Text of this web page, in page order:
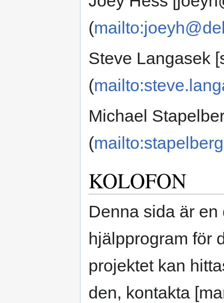
(
Steve Langasek
(
Michael
(
KOLOFON
Denna sida är
hjälpprogram för
projektet kan
den, kontakta